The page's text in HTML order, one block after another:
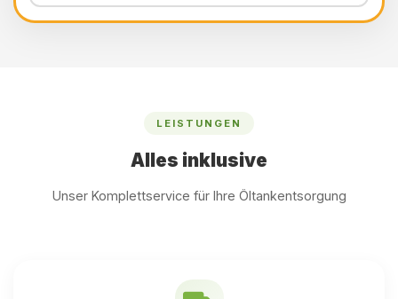
LEISTUNGEN
Alles inklusive
Unser Komplettservice für Ihre Öltankentsorgung